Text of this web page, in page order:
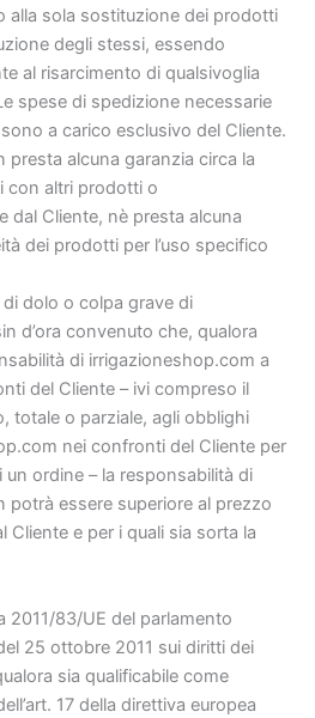
alla sola sostituzione dei prodotti
degli stessi, essendo
al risarcimento di qualsivoglia
spese di spedizione necessarie
a carico esclusivo del Cliente.
alcuna garanzia circa la
con altri prodotti o
dal Cliente, nè presta alcuna
dei prodotti per l’uso specifico
dolo o colpa grave di
d’ora convenuto che, qualora
di irrigazioneshop.com a
del Cliente – ivi compreso il
totale o parziale, agli obblighi
nei confronti del Cliente per
un ordine – la responsabilità di
essere superiore al prezzo
e per i quali sia sorta la
2011/83/UE del parlamento
25 ottobre 2011 sui diritti dei
sia qualificabile come
17 della direttiva europea